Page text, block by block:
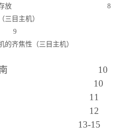
板子存放 8
目主机）
焦性（三目主机）
修指南 10
保养 10
配置 11
特性 12
13-15